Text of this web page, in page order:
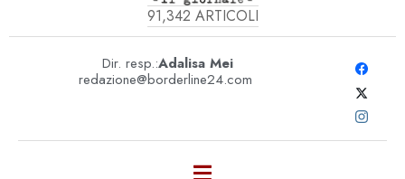
91,342 ARTICOLI
Dir. resp.:Adalisa Mei
redazione@borderline24.com